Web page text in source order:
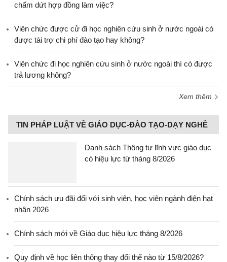
chấm dứt hợp đồng làm việc?
Viên chức được cử đi học nghiên cứu sinh ở nước ngoài có
được tài trợ chi phí đào tạo hay không?
Viên chức đi học nghiên cứu sinh ở nước ngoài thì có được
trả lương không?
Xem thêm
TIN PHÁP LUẬT VỀ GIÁO DỤC-ĐÀO TẠO-DẠY NGHỀ
Danh sách Thông tư lĩnh vực giáo dục
có hiệu lực từ tháng 8/2026
Chính sách ưu đãi đối với sinh viên, học viên ngành điện hạt
nhân 2026
Chính sách mới về Giáo dục hiệu lực tháng 8/2026
Quy định về học liên thông thay đổi thế nào từ 15/8/2026?